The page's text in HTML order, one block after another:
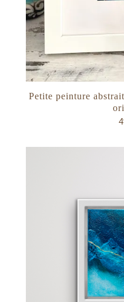
Petite peinture